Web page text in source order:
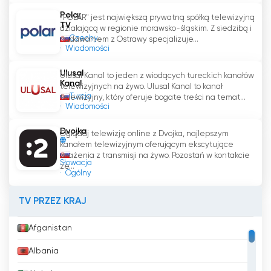
smartfon, widzowie mogą łatwo dostroić się
do 24 i być na bieżąco z najnowszymi
wiadomościami i bieżącymi sprawami.
Decyzja o umieszczeniu 24 jako trzeciego
kanału RTVS podkreśla znaczenie
nieprzerwanego przekazu wiadomości w
Dzięki stałemu statusowi kanału widzowie
mogą polegać na 24, który dostarcza im
aktualnych i dokładnych informacji,
zapewniając, że są dobrze poinformowani o
międzynarodowych. Ten ruch pokazuje również
zmieniających się potrzeb i preferencji
Polar
TV
Czechy
Wiadomości
"POLAR" jest największą prywatną spółką telewizyjną
działającą w regionie morawsko-śląskim. Z siedzibą i
nadawaniem z Ostrawy specjalizuje...
Ulusal
Kanal
Turcja
Wiadomości
Ulusal Kanal to jeden z wiodących tureckich kanałów
telewizyjnych na żywo. Ulusal Kanal to kanał
telewizyjny, który oferuje bogate treści na temat...
Dvojka
Słowacja
Ogólny
Oglądaj telewizję online z Dvojka, najlepszym
kanałem telewizyjnym oferującym ekscytujące
wrażenia z transmisji na żywo. Pozostań w kontakcie
ze...
TV PRZEZ KRAJ
Afganistan
Albania